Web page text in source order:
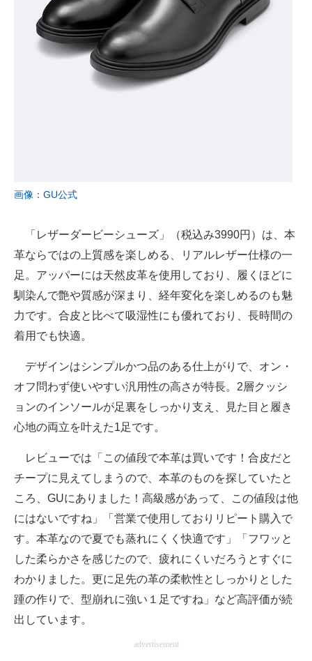
画像：GU公式
「レザーダービーシューズ」（税込み3990円）は、本
革ならではの上質感を楽しめる、リアルレザー仕様の一
足。アッパーには天然皮革を使用しており、履くほどに
馴染んで艶や質感が深まり、経年変化を楽しめるのも魅
力です。合皮と比べて吸湿性にも優れており、長時間の
着用でも快適。
デザインはシンプルかつ品のある仕上がりで、オン・
オフ問わず使いやすい汎用性の高さが特長。2層クッシ
ョンのインソールが足裏をしっかり支え、見た目と履き
心地の両立を叶えた1足です。
レビューでは「この値段で本革は買いです！合皮だと
チープに見えてしまうので、本革のものを探していたと
ころ、GUにありました！高級感があって、この値段は他
にはないですね」「営業で使用しておりリピート購入で
す。本革なので夏でも蒸れにくく快適です」「フワッと
した柔らかさを感じたので、疲れにくいだろうとすぐに
わかりました。更に足先の革の柔軟性としっかりとした
踵の作りで、型崩れに強い１足ですね」など高評価が続
出しています。
advertisement